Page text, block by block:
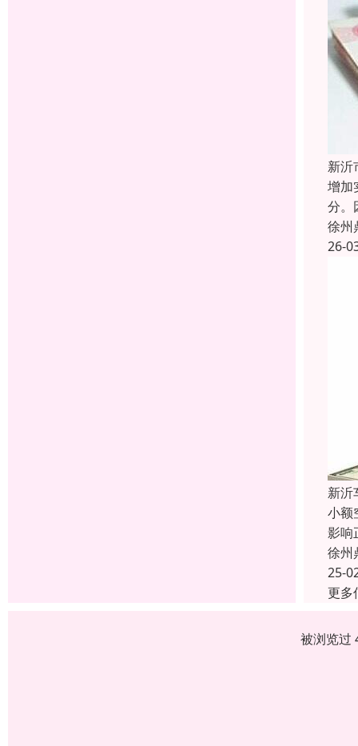
新沂
增加
分。
徐州
26-
新沂
小额
影响
徐州
25-
更多
被浏览过